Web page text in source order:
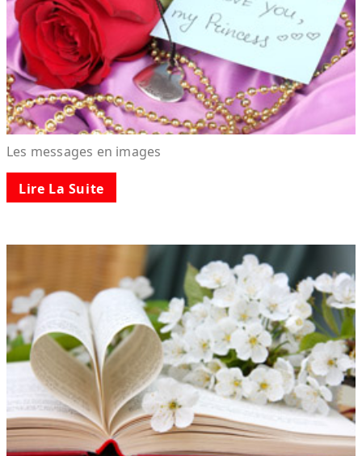
Les messages en images
Lire La Suite